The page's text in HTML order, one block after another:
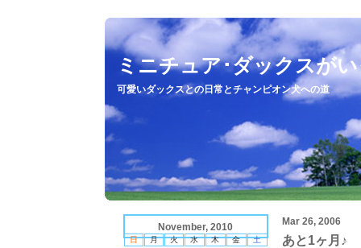
ミニチュア･ダックスが
可愛いダックスとの日常とチャンピオン犬への道
November, 2010
日 月 火 水 木 金 土
Mar 26, 2006
あと1ヶ月♪